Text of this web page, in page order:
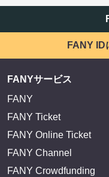
FANY ID
FANYサービス
FANY
FANY Ticket
FANY Online Ticket
FANY Channel
FANY Crowdfunding